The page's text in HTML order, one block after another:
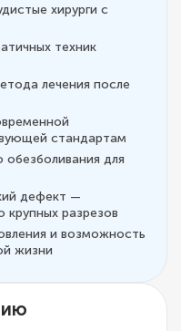
хирурги с
техник
лечения после
стандартам
для
дефект —
разрезов
и возможность
жизни